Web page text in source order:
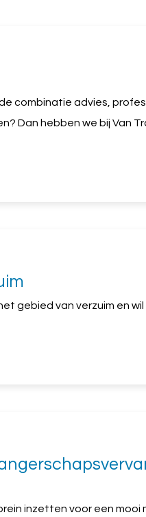
de combinatie advies,
Dan hebben we bij Van
gebied van verzuim en
inzetten voor een